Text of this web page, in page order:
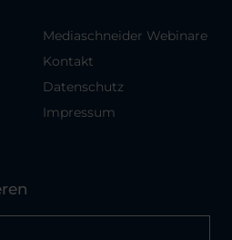
Mediaschneider Webinare
Kontakt
Datenschutz
Impressum